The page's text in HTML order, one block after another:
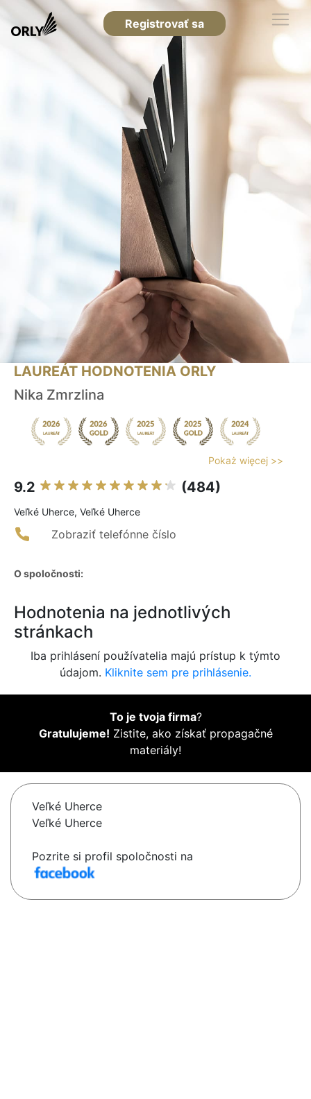
Registrovať sa
LAUREÁT HODNOTENIA ORLY
Nika Zmrzlina
Pokaż więcej >>
9.2 (484)
Veľké Uherce, Veľké Uherce
Zobraziť telefónne číslo
O spoločnosti:
Hodnotenia na jednotlivých
stránkach
Iba prihlásení používatelia majú prístup k týmto
údajom. Kliknite sem pre prihlásenie.
To je tvoja firma?
Gratulujeme! Zistite, ako získať propagačné
materiály!
Veľké Uherce
Veľké Uherce
Pozrite si profil spoločnosti na